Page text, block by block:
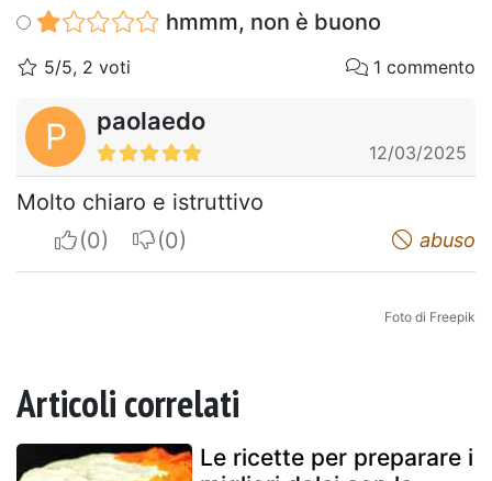
hmmm, non è buono
5/5, 2 voti 1 commento
P paolaedo
12/03/2025
Molto chiaro e istruttivo
I apreciateI do not appreciate abuso
Foto di Freepik
Articoli correlati
Le ricette per preparare i